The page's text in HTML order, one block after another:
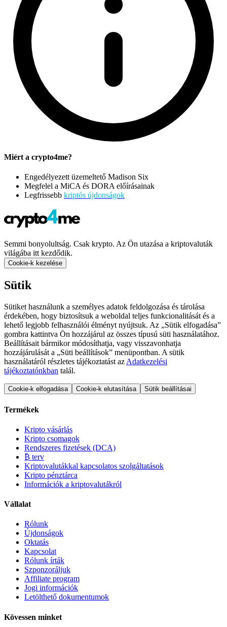
Miért a crypto4me?
Engedélyezett üzemeltető Madison Six
Megfelel a MiCA és DORA előírásainak
Legfrissebb kriptós újdonságok
Semmi bonyolultság. Csak krypto. Az Ön utazása a kriptovaluták
világába itt kezdődik.
Cookie-k kezelése
Sütik
Sütiket használunk a személyes adatok feldolgozása és tárolása
érdekében, hogy biztosítsuk a weboldal teljes funkcionalitását és a
lehető legjobb felhasználói élményt nyújtsuk. Az „Sütik elfogadása”
gombra kattintva Ön hozzájárul az összes típusú süti használatához.
Beállításait bármikor módosíthatja, vagy visszavonhatja
hozzájárulását a „Süti beállítások” menüpontban. A sütik
használatáról részletes tájékoztatást az Adatkezelési
tájékoztatónkban talál.
Cookie-k elfogadása Cookie-k elutasítása Sütik beállításai
Termékek
Kripto vásárlás
Kripto csomagok
Rendszeres fizetések (DCA)
₿ terv
Kriptovalutákkal kapcsolatos szolgáltatások
Kripto pénztárca
Információk a kriptovalutákról
Vállalat
Rólunk
Újdonságok
Oktatás
Kapcsolat
Rólunk írták
Szponzoráljuk
Affiliate program
Jogi információk
Letölthető dokumentumok
Kövessen minket